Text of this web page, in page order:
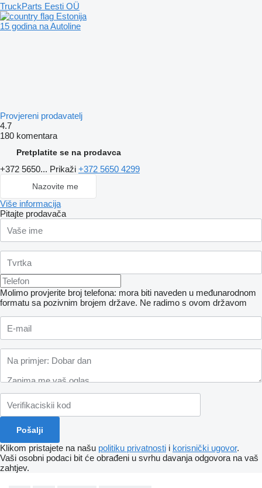
TruckParts Eesti OÜ
Estonija
15 godina na Autoline
Provjereni prodavatelj
4.7
180 komentara
Pretplatite se na prodavca
+372 5650... Prikaži +372 5650 4299
Nazovite me
Više informacija
Pitajte prodavača
Molimo provjerite broj telefona: mora biti naveden u međunarodnom
formatu sa pozivnim brojem države. Ne radimo s ovom državom
Klikom pristajete na našu politiku privatnosti i korisnički ugovor.
Vaši osobni podaci bit će obrađeni u svrhu davanja odgovora na vaš
zahtjev.